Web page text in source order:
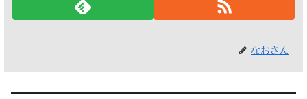
なおさん